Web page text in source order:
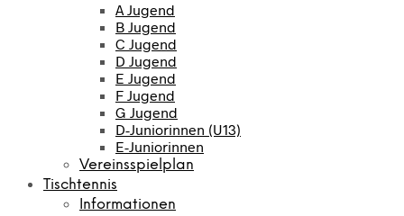
A Jugend
B Jugend
C Jugend
D Jugend
E Jugend
F Jugend
G Jugend
D-Juniorinnen (U13)
E-Juniorinnen
Vereinsspielplan
Tischtennis
Informationen